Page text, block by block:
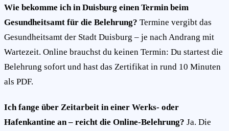
Wie bekomme ich in Duisburg einen Termin beim
Gesundheitsamt für die Belehrung? Termine vergibt das
Gesundheitsamt der Stadt Duisburg – je nach Andrang mit
Wartezeit. Online brauchst du keinen Termin: Du startest die
Belehrung sofort und hast das Zertifikat in rund 10 Minuten
als PDF.
Ich fange über Zeitarbeit in einer Werks- oder
Hafenkantine an – reicht die Online-Belehrung? Ja. Die